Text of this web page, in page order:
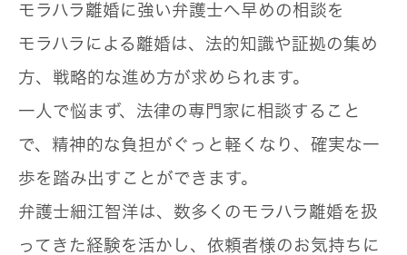
モラハラ離婚に強い弁護士へ早めの相談を
モラハラによる離婚は、法的知識や証拠の集め
方、戦略的な進め方が求められます。
一人で悩まず、法律の専門家に相談すること
で、精神的な負担がぐっと軽くなり、確実な一
歩を踏み出すことができます。
弁護士細江智洋は、数多くのモラハラ離婚を扱
ってきた経験を活かし、依頼者様のお気持ちに